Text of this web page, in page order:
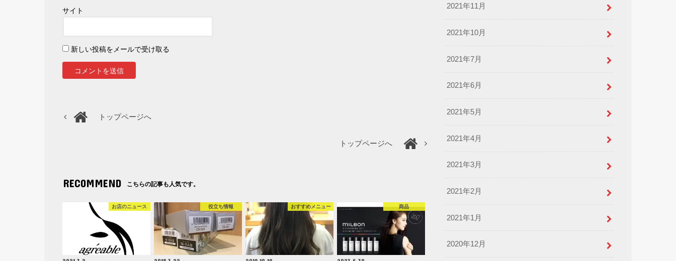
サイト
新しい投稿をメールで受け取る
トップページへ
トップページへ
RECOMMEND こちらの記事も人気です。
お店のニュース 役立ち情報 おすすめメニュー 商品
2021年11月
2021年10月
2021年7月
2021年6月
2021年5月
2021年4月
2021年3月
2021年2月
2021年1月
2020年12月